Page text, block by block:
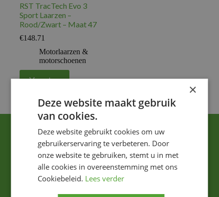
RST TracTech Evo 3
Sport Laarzen –
Rood/Zwart – Maat 47
€148.71
Motorlaarzen &
motorschoenen
Voeg toe
×
Deze website maakt gebruik
van cookies.
Deze website gebruikt cookies om uw
gebruikerservaring te verbeteren. Door
onze website te gebruiken, stemt u in met
alle cookies in overeenstemming met ons
Cookiebeleid. Lees verder